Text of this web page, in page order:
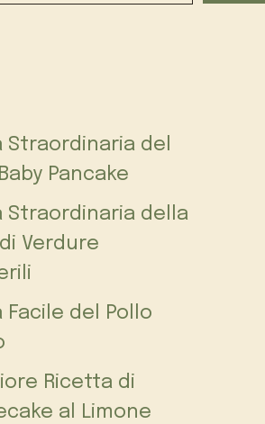
Straordinaria del
Pancake
Straordinaria della
Verdure
Facile del Pollo
Ricetta di
al Limone